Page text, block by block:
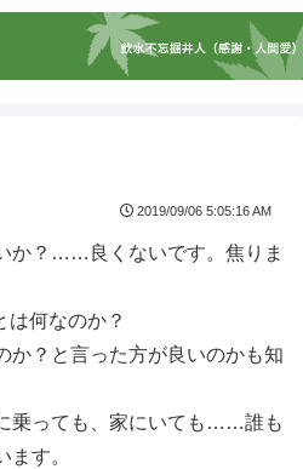
2019/09/06 5:05:16 AM
か？……良くないです。焦りま
は何なのか？
？と言った方が良いのかも知
乗っても、家にいても……誰も
す。